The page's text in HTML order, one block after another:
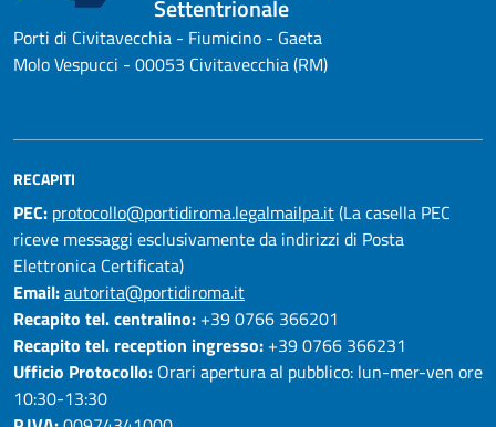
Settentrionale
Porti di Civitavecchia - Fiumicino - Gaeta
Molo Vespucci - 00053 Civitavecchia (RM)
RECAPITI
PEC: protocollo@portidiroma.legalmailpa.it(La casella PEC
riceve messaggi esclusivamente da indirizzi di Posta
Elettronica Certificata)
Email:autorita@portidiroma.it
Recapito tel. centralino: +39 0766 366201
Recapito tel. reception ingresso: +39 0766 366231
Ufficio Protocollo: Orari apertura al pubblico: lun-mer-ven ore
10:30-13:30